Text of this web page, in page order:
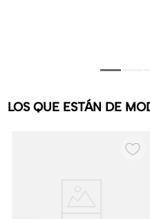
LOS QUE ESTÁN DE